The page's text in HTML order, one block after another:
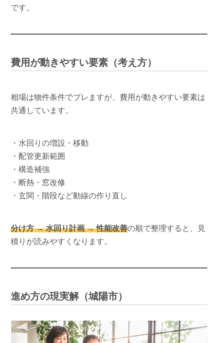
です。
費用が動きやすい要素（考え方）
相場は物件条件でブレますが、費用が動きやすい要素は
共通しています。
・水回りの増設・移動
・配管更新範囲
・構造補強
・断熱・窓改修
・玄関・階段など動線の作り直し
分け方 → 水回り計画 → 性能改善の順で整理すると、見
積りが読みやすくなります。
進め方の現実解（城陽市）